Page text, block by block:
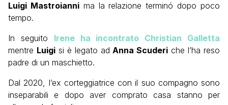
Luigi Mastroiannima la relazione terminó dopo poco
tempo.
In seguito Irene ha incontrato Christian Galletta
mentre Luigisi è legato adAnna Scuderi che l’ha reso
padre di un maschietto.
Dal 2020, l’ex corteggiatrice con il suo compagno sono
inseparabili e dopo aver comprato casa stanno per